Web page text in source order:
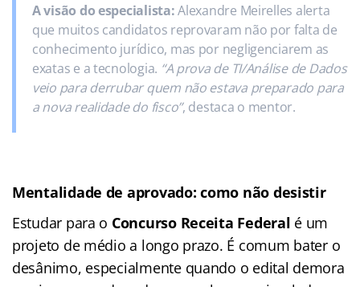
A visão do especialista:Alexandre Meirelles alerta
que muitos candidatos reprovaram não por falta de
conhecimento jurídico, mas por negligenciarem as
exatas e a tecnologia. “A prova de TI/Análise de Dados
veio para derrubar quem não estava preparado para
a nova realidade do fisco”, destaca o mentor.
Mentalidade de aprovado: como não desistir
Estudar para o Concurso Receita Federal é um
projeto de médio a longo prazo. É comum bater o
desânimo, especialmente quando o edital demora